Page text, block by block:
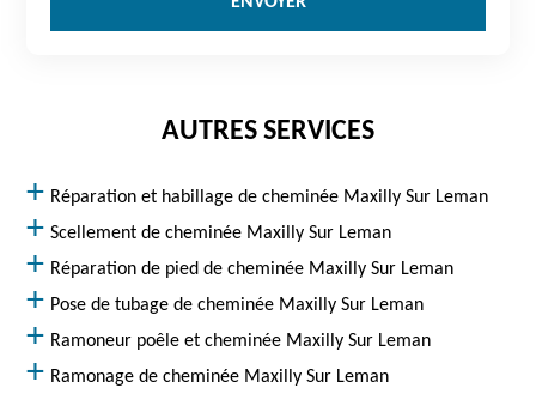
AUTRES SERVICES
Réparation et habillage de cheminée Maxilly Sur Leman
Scellement de cheminée Maxilly Sur Leman
Réparation de pied de cheminée Maxilly Sur Leman
Pose de tubage de cheminée Maxilly Sur Leman
Ramoneur poêle et cheminée Maxilly Sur Leman
Ramonage de cheminée Maxilly Sur Leman